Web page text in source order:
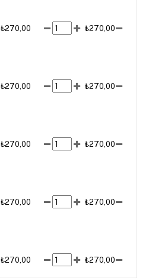
₺270,00 ₺270,00
₺270,00 ₺270,00
₺270,00 ₺270,00
₺270,00 ₺270,00
₺270,00 ₺270,00